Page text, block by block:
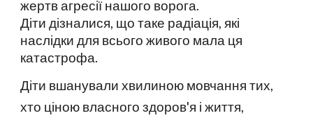
жертв агресії нашого ворога.
Діти дізналися, що таке радіація, які
наслідки для всього живого мала ця
катастрофа.
Діти вшанували хвилиною мовчання тих,
хто ціною власного здоров'я і життя,